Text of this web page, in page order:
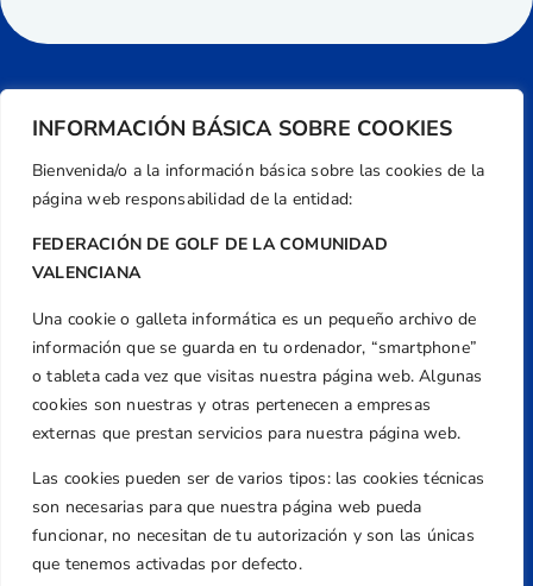
INFORMACIÓN BÁSICA SOBRE COOKIES
Bienvenida/o a la información básica sobre las cookies de la
página web responsabilidad de la entidad:
FEDERACIÓN DE GOLF DE LA COMUNIDAD
VALENCIANA
Una cookie o galleta informática es un pequeño archivo de
información que se guarda en tu ordenador, “smartphone”
o tableta cada vez que visitas nuestra página web. Algunas
cookies son nuestras y otras pertenecen a empresas
externas que prestan servicios para nuestra página web.
Las cookies pueden ser de varios tipos: las cookies técnicas
son necesarias para que nuestra página web pueda
funcionar, no necesitan de tu autorización y son las únicas
que tenemos activadas por defecto.
Dirección
Centre de L´Esport, Carrer d'Isaac Peral i
Caballero, Nº 5, Despachos 2 y 3, 46980,
Valencia
+34 961 367 799
Email
federacion@golfcv.com